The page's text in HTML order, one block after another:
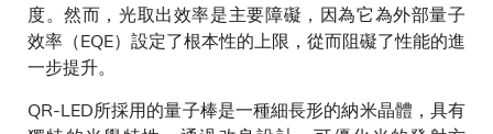
度。然而，光取出效率是主要障礙，因為它為外部量子
效率（EQE）設定了根本性的上限，從而阻礙了性能的進
一步提升。
QR-LED所採用的量子棒是一種細長形的納米晶體，具有